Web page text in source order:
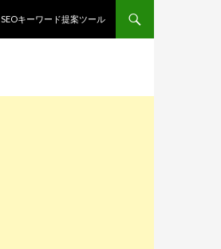
SEOキーワード提案ツール